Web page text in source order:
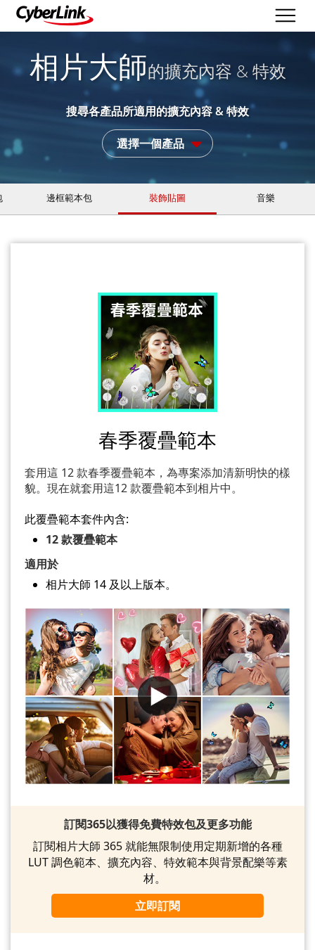
相片大師的擴充內容 & 特效
搜尋各產品所適用的擴充內容 & 特效
選擇一個產品
邊框範本包 裝飾貼圖 音樂
春季覆疊範本
套用這 12 款春季覆疊範本，為專案添加清新明快的樣
貌。現在就套用這12 款覆疊範本到相片中。
此覆疊範本套件內含:
12 款覆疊範本
適用於
相片大師 14 及以上版本。
訂閱365以獲得免費特效包及更多功能
訂閱相片大師 365 就能無限制使用定期新增的各種
LUT 調色範本、擴充內容、特效範本與背景配樂等素
材。
立即訂閱